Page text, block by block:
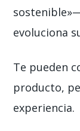
evoluciona
Te pueden
producto,
experiencia.